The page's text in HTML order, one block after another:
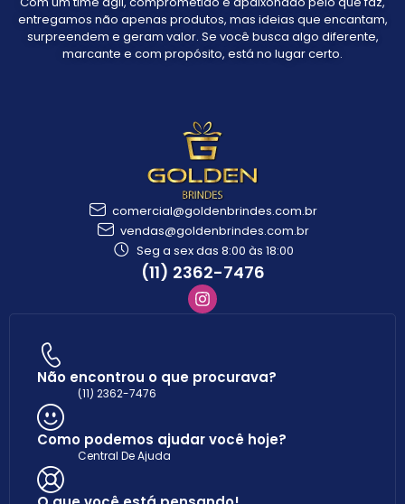
entregamos não apenas produtos, mas ideias que encantam,
surpreendem e geram valor. Se você busca algo diferente,
marcante e com propósito, está no lugar certo.
comercial@goldenbrindes.com.br
vendas@goldenbrindes.com.br
Seg a sex das 8:00 às 18:00
(11) 2362-7476
Não encontrou o que procurava?
(11) 2362-7476
Como podemos ajudar você hoje?
Central De Ajuda